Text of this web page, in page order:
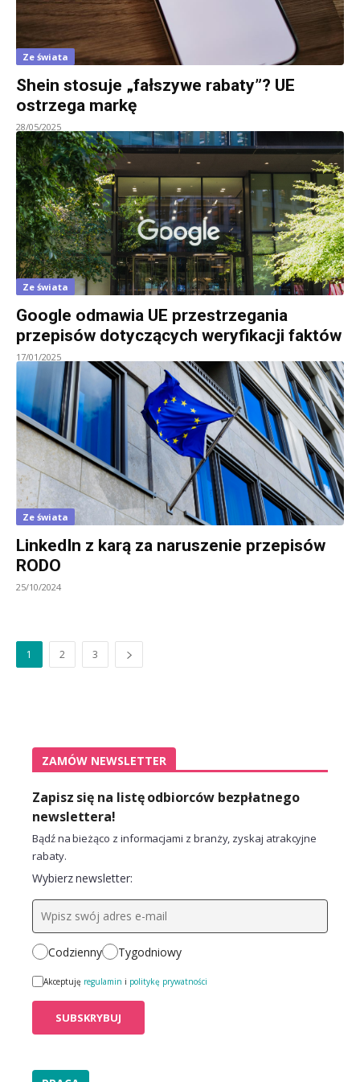
Ze świata
Shein stosuje „fałszywe rabaty”? UE
ostrzega markę
28/05/2025
Ze świata
Google odmawia UE przestrzegania
przepisów dotyczących weryfikacji faktów
17/01/2025
Ze świata
LinkedIn z karą za naruszenie przepisów
RODO
25/10/2024
1 2 3
ZAMÓW NEWSLETTER
Zapisz się na listę odbiorców bezpłatnego
newslettera!
Bądź na bieżąco z informacjami z branży, zyskaj atrakcyjne
rabaty.
Wybierz newsletter:
Codzienny Tygodniowy
Akceptuję regulamin i politykę prywatności